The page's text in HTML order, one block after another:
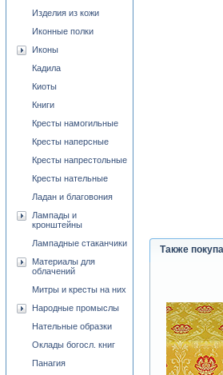
Также
Изделия из кожи
Иконные полки
Иконы
Кадила
Киоты
Книги
Кресты намогильные
Кресты наперсные
Кресты напрестольные
Кресты нательные
Ладан и благовония
Лампады и
кронштейны
Лампадные стаканчики
Материалы для
облачений
Митры и кресты на них
Народные промыслы
Нательные образки
Оклады богосл. книг
Панагия